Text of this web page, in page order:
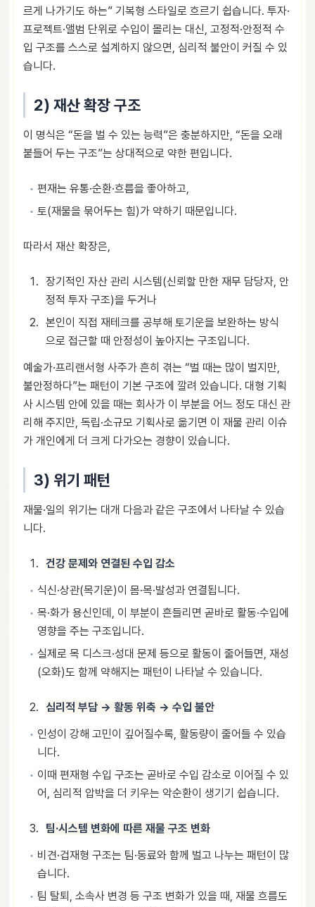
르게 나가기도 하는” 기복형 스타일로 흐르기 쉽습니다. 투자·
프로젝트·앨범 단위로 수입이 몰리는 대신, 고정적·안정적 수
입 구조를 스스로 설계하지 않으면, 심리적 불안이 커질 수 있
습니다.
2) 재산 확장 구조
이 명식은 “돈을 벌 수 있는 능력”은 충분하지만, “돈을 오래
붙들어 두는 구조”는 상대적으로 약한 편입니다.
편재는 유통·순환·흐름을 좋아하고,
토(재물을 묶어두는 힘)가 약하기 때문입니다.
따라서 재산 확장은,
장기적인 자산 관리 시스템(신뢰할 만한 재무 담당자, 안
정적 투자 구조)을 두거나
본인이 직접 재테크를 공부해 토기운을 보완하는 방식
으로 접근할 때 안정성이 높아지는 구조입니다.
예술가·프리랜서형 사주가 흔히 겪는 “벌 때는 많이 벌지만,
불안정하다”는 패턴이 기본 구조에 깔려 있습니다. 대형 기획
사 시스템 안에 있을 때는 회사가 이 부분을 어느 정도 대신 관
리해 주지만, 독립·소규모 기획사로 옮기면 이 재물 관리 이슈
가 개인에게 더 크게 다가오는 경향이 있습니다.
3) 위기 패턴
재물·일의 위기는 대개 다음과 같은 구조에서 나타날 수 있습
니다.
건강 문제와 연결된 수입 감소
식신·상관(목기운)이 몸·목·발성과 연결됩니다.
목·화가 용신인데, 이 부분이 흔들리면 곧바로 활동·수입에
영향을 주는 구조입니다.
실제로 목 디스크·성대 문제 등으로 활동이 줄어들면, 재성
(오화)도 함께 약해지는 패턴이 나타날 수 있습니다.
심리적 부담 → 활동 위축 → 수입 불안
인성이 강해 고민이 깊어질수록, 활동량이 줄어들 수 있습
니다.
이때 편재형 수입 구조는 곧바로 수입 감소로 이어질 수 있
어, 심리적 압박을 더 키우는 악순환이 생기기 쉽습니다.
팀·시스템 변화에 따른 재물 구조 변화
비견·겁재형 구조는 팀·동료와 함께 벌고 나누는 패턴이 많
습니다.
팀 탈퇴, 소속사 변경 등 구조 변화가 있을 때, 재물 흐름도